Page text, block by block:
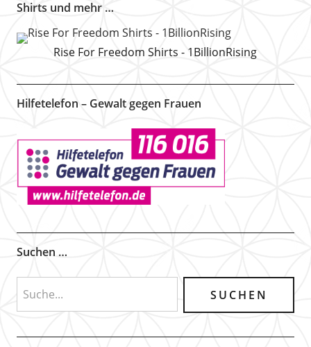
Shirts und mehr …
Rise For Freedom Shirts - 1BillionRising
Hilfetelefon – Gewalt gegen Frauen
Suchen …